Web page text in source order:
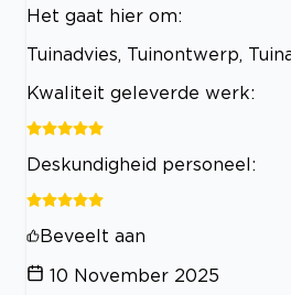
Het gaat hier om:
Tuinadvies, Tuinontwerp,
Kwaliteit geleverde werk:
Deskundigheid personeel:
Beveelt aan
10 November 2025